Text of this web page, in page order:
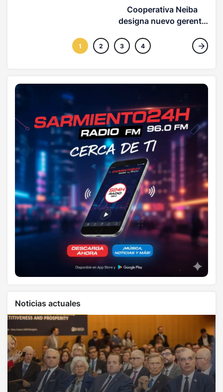
Cooperativa Neiba
designa nuevo gerente
1 2 3 4
Noticias actuales